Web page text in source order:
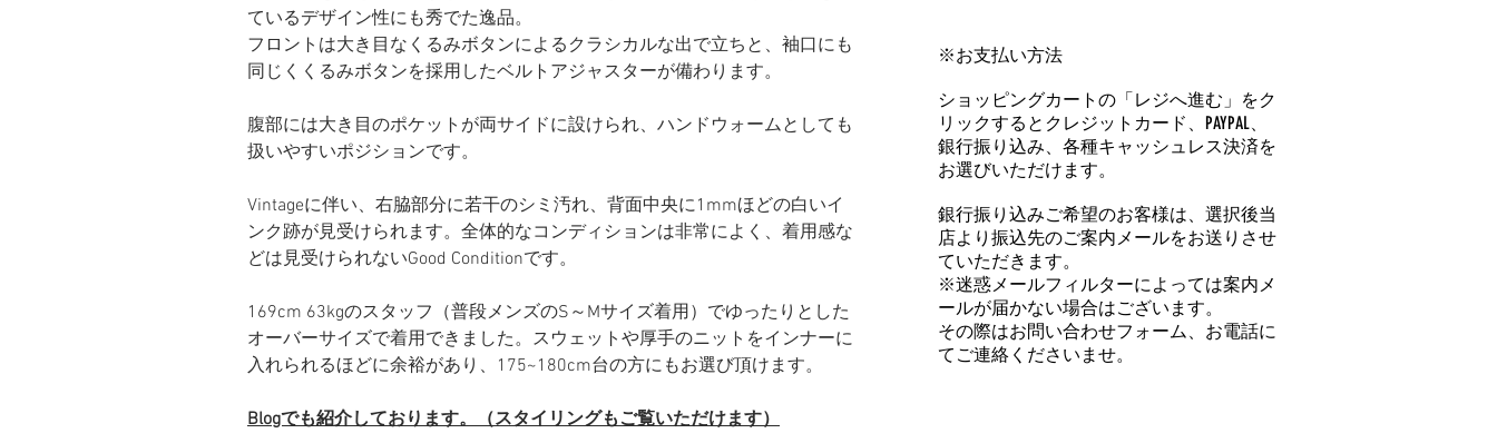
ているデザイン性にも秀でた逸品。
フロントは大き目なくるみボタンによるクラシカルな出で立ちと、袖口にも
同じくくるみボタンを採用したベルトアジャスターが備わります。
腹部には大き目のポケットが両サイドに設けられ、ハンドウォームとしても
扱いやすいポジションです。
Vintageに伴い、右脇部分に若干のシミ汚れ、背面中央に1mmほどの白いイ
ンク跡が見受けられます。全体的なコンディションは非常によく、着用感な
どは見受けられないGood Conditionです。
169cm 63kgのスタッフ（普段メンズのS～Mサイズ着用）でゆったりとした
オーバーサイズで着用できました。スウェットや厚手のニットをインナーに
入れられるほどに余裕があり、175~180cm台の方にもお選び頂けます。
Blogでも紹介しております。（スタイリングもご覧いただけます）
※お支払い方法
ショッピングカートの「レジへ進む」をク
リックするとクレジットカード、PAYPAL、
銀行振り込み、各種キャッシュレス決済を
お選びいただけます。
銀行振り込みご希望のお客様は、選択後当
店より振込先のご案内メールをお送りさせ
ていただきます。
※迷惑メールフィルターによっては案内メ
ールが届かない場合はございます。
その際はお問い合わせフォーム、お電話に
てご連絡くださいませ。